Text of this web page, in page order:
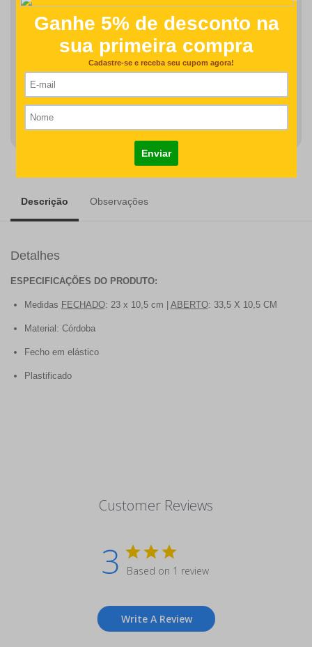
Finalizar Pedido
desenho/nome serão revisados na produção do seu pedido
R$93,50
Descrição Observações
Detalhes
ESPECIFICAÇÕES DO PRODUTO:
Medidas FECHADO: 23 x 10,5 cm | ABERTO: 33,5 X 10,5 CM
Material: Córdoba
Fecho em elástico
Plastificado
Customer Reviews
3 Based on 1 review
Write A Review